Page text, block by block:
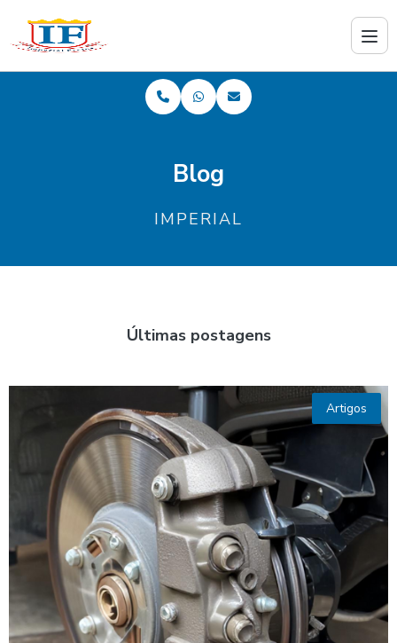
Blog
IMPERIAL
Últimas postagens
Artigos